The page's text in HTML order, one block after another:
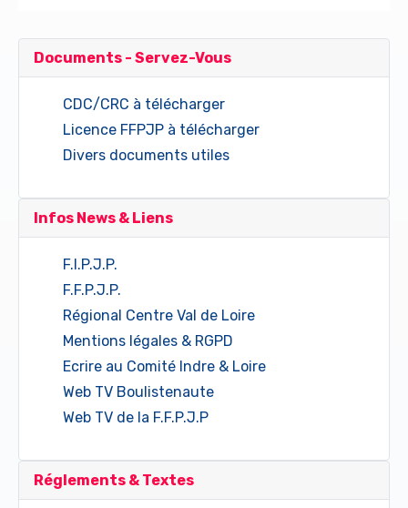
Documents - Servez-Vous
CDC/CRC à télécharger
Licence FFPJP à télécharger
Divers documents utiles
Infos News & Liens
F.I.P.J.P.
F.F.P.J.P.
Régional Centre Val de Loire
Mentions légales & RGPD
Ecrire au Comité Indre & Loire
Web TV Boulistenaute
Web TV de la F.F.P.J.P
Réglements & Textes